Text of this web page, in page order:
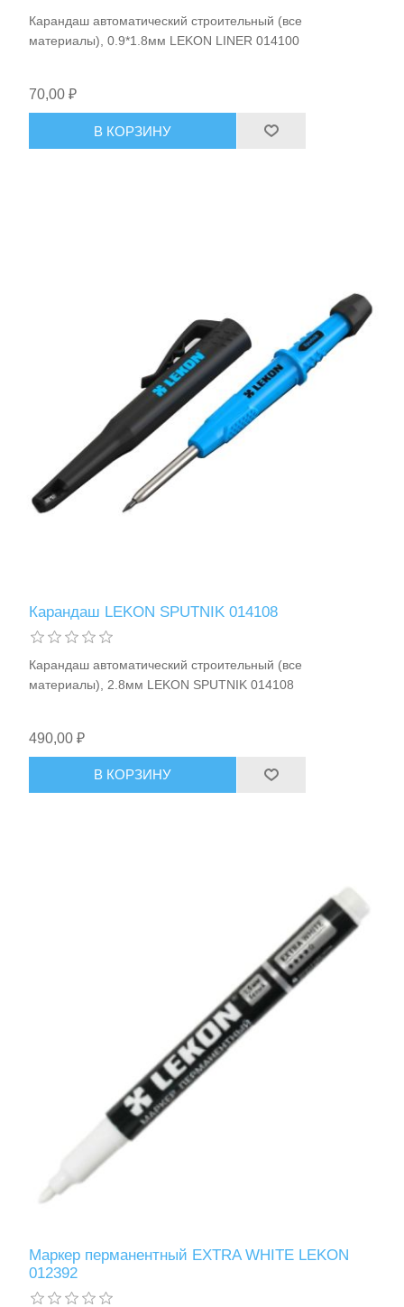
Грузоподъемное оборудование
Ручной инструмент
Карандаш автоматический строительный (все
материалы), 0.9*1.8мм LEKON LINER 014100
70,00 ₽
В КОРЗИНУ
Карандаш LEKON SPUTNIK 014108
Карандаш автоматический строительный (все
материалы), 2.8мм LEKON SPUTNIK 014108
490,00 ₽
В КОРЗИНУ
Маркер перманентный EХTRA WHITE LEKON
012392